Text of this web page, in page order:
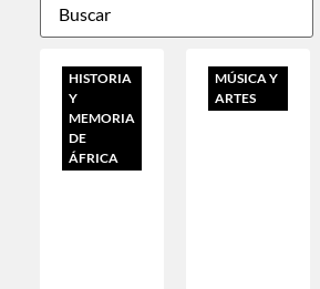
HISTORIA
Y
MEMORIA
DE
ÁFRICA
MÚSICA Y
ARTES